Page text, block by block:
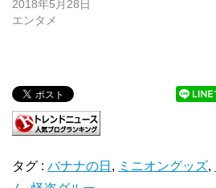
2018年5月28日
エンタメ
タグ : バナナの日 , ミニオングッズ,